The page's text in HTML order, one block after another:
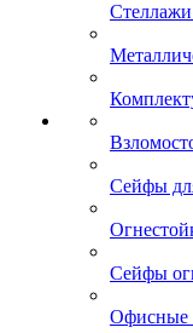
Сейфы
Сейфы
Офисные